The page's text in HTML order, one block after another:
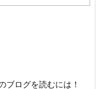
ブログを読むには！